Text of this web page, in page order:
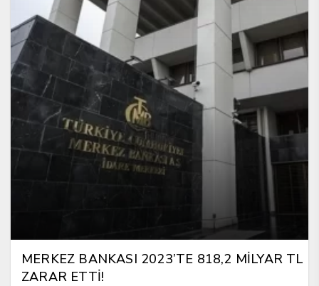
MERKEZ BANKASI 2023’TE 818,2 MİLYAR TL
ZARAR ETTİ!